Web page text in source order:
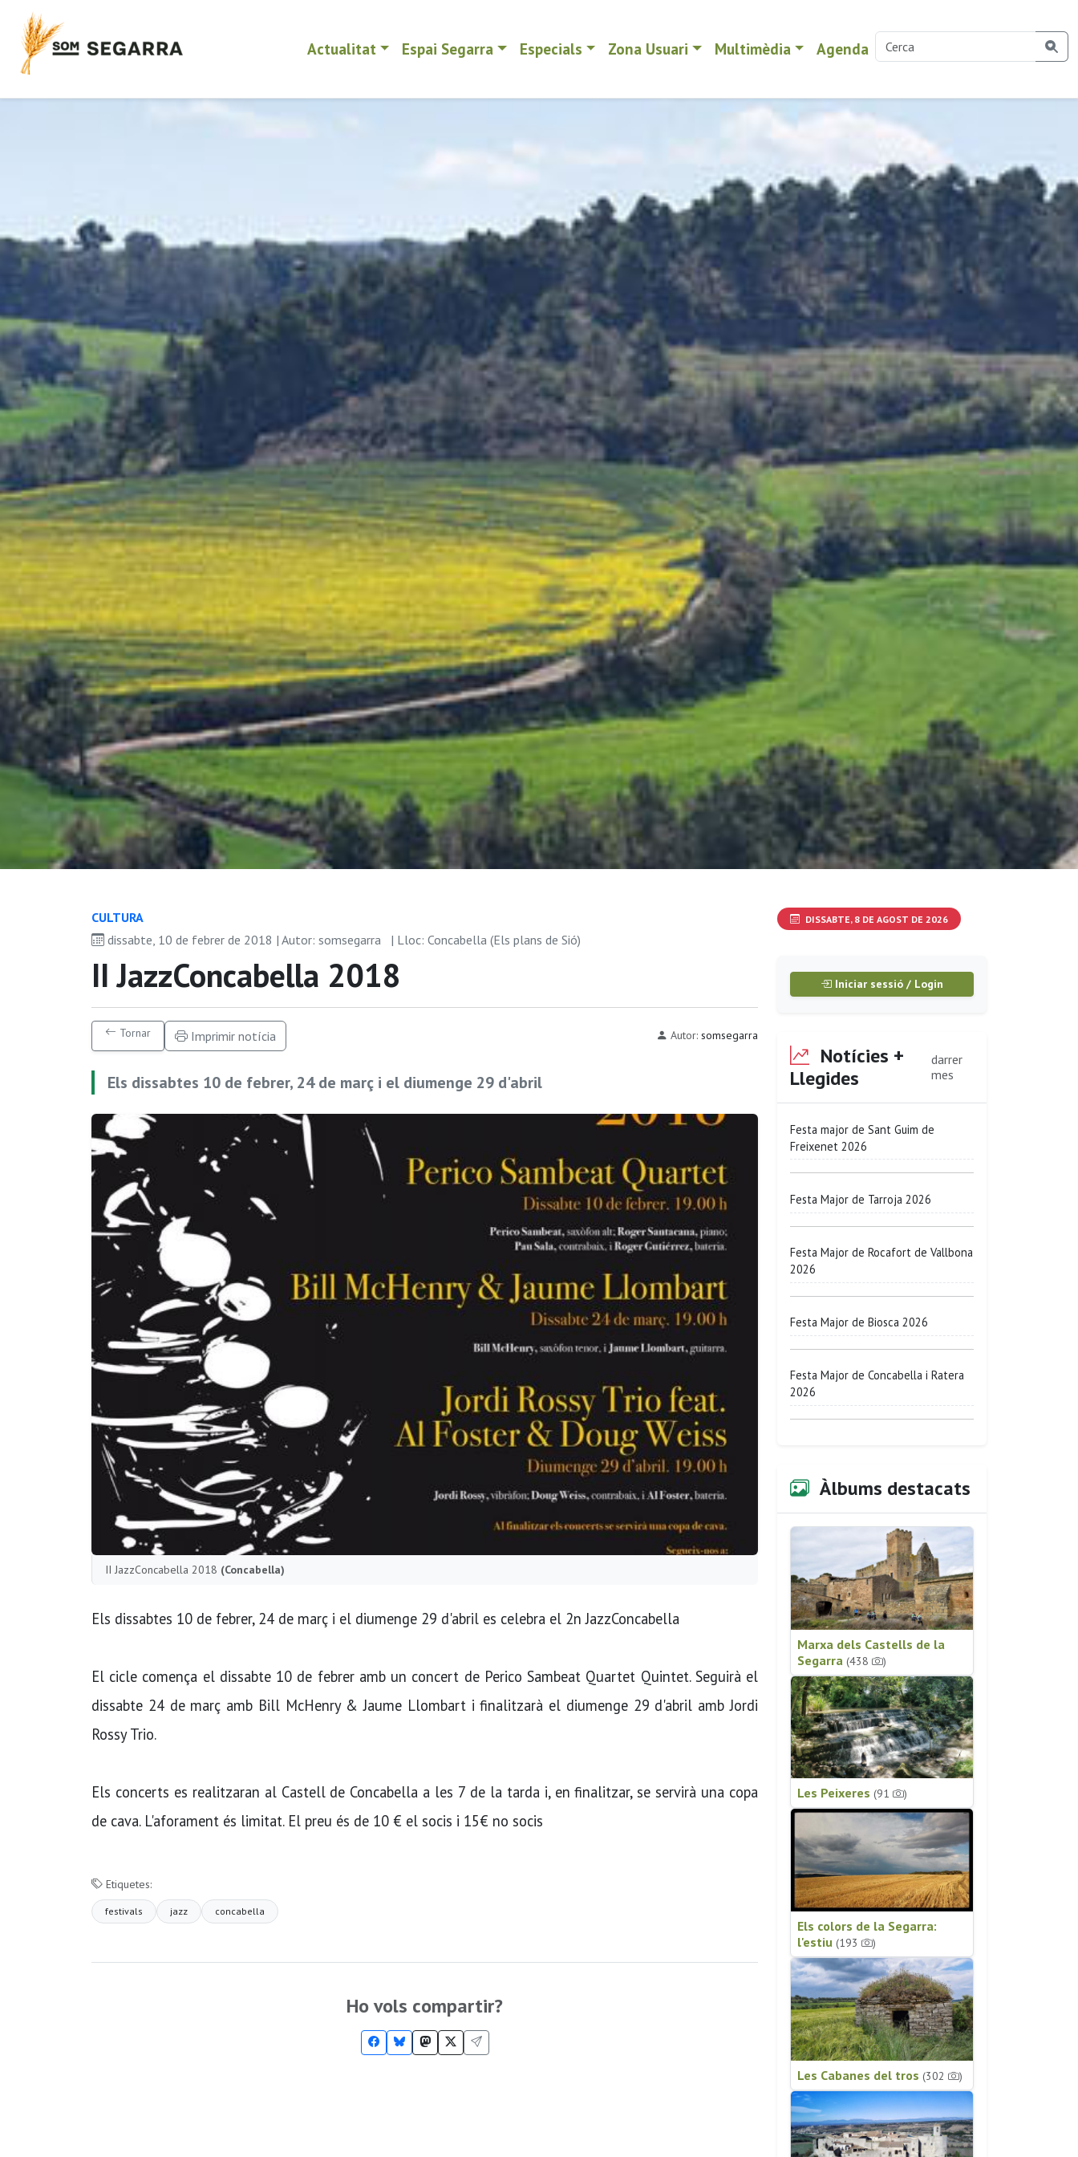
Actualitat Espai Segarra Especials Zona Usuari Multimèdia Agenda
CULTURA
dissabte, 10 de febrer de 2018 | Autor: somsegarra
| Lloc: Concabella (Els plans de Sió)
II JazzConcabella 2018
Tornar Imprimir notícia Autor: somsegarra
Els dissabtes 10 de febrer, 24 de març i el diumenge 29 d'abril
II JazzConcabella 2018 (Concabella)
Els dissabtes 10 de febrer, 24 de març i el diumenge 29 d'abril es celebra el 2n JazzConcabella
El cicle comença el dissabte 10 de febrer amb un concert de Perico Sambeat Quartet Quintet. Seguirà el
dissabte 24 de març amb Bill McHenry & Jaume Llombart i finalitzarà el diumenge 29 d'abril amb Jordi
Rossy Trio.
Els concerts es realitzaran al Castell de Concabella a les 7 de la tarda i, en finalitzar, se servirà una copa
de cava. L'aforament és limitat. El preu és de 10 € el socis i 15€ no socis
Etiquetes:
festivals jazz concabella
Ho vols compartir?
DISSABTE, 8 DE AGOST DE 2026
Iniciar sessió / Login
Notícies +
Llegides
darrer
mes
Festa major de Sant Guim de
Freixenet 2026
Festa Major de Tarroja 2026
Festa Major de Rocafort de Vallbona
2026
Festa Major de Biosca 2026
Festa Major de Concabella i Ratera
2026
Àlbums destacats
Marxa dels Castells de la
Segarra (438 )
Les Peixeres (91 )
Els colors de la Segarra:
l'estiu (193 )
Les Cabanes del tros (302 )